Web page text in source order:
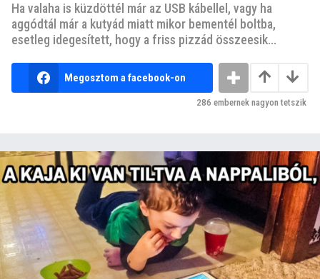
Ha valaha is küzdöttél már az USB kábellel, vagy ha
aggódtál már a kutyád miatt mikor bementél boltba,
esetleg idegesített, hogy a friss pizzád összeesik...
Megosztom a facebook-on
286 embernek nagyon tetszik